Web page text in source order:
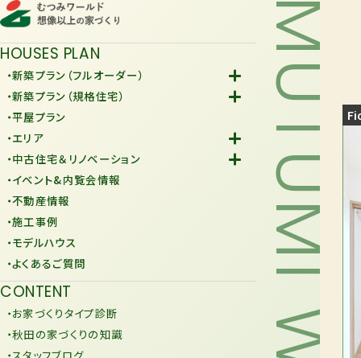
HOUSES PLAN
・新築プラン（フルオーダー）
-Fiore
・新築プラン（規格住宅）
-規格住宅
-KURAFIT
-JiU
・平屋プラン
・エリア
-潟上市
-由利本荘市
・中古住宅＆リノベーション
-中古住宅
-リノベーション
・イベント&内覧会情報
・不動産情報
・施工事例
・モデルハウス
・よくあるご質問
CONTENT
・お家づくりタイプ診断
・秋田の家づくりの知識